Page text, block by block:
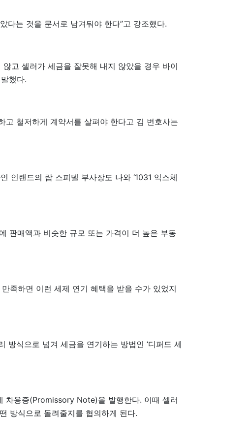
다는 것을 문서로 남겨둬야 한다”고 강조했다.
고 셀러가 세금을 잘못해 내지 않았을 경우 바이
했다.
고 철저하게 계약서를 살펴야 한다고 김 변호사는
인랜드의 랍 스피델 부사장도 나와 ‘1031 익스체
판매액과 비슷한 규모 또는 가격이 더 높은 부동
족하면 이런 세제 연기 혜택을 받을 수가 있었지
방식으로 넘겨 세금을 연기하는 방법인 ‘디퍼드 세
차용증(Promissory Note)을 발행한다. 이때 셀러
방식으로 돌려줄지를 협의하게 된다.